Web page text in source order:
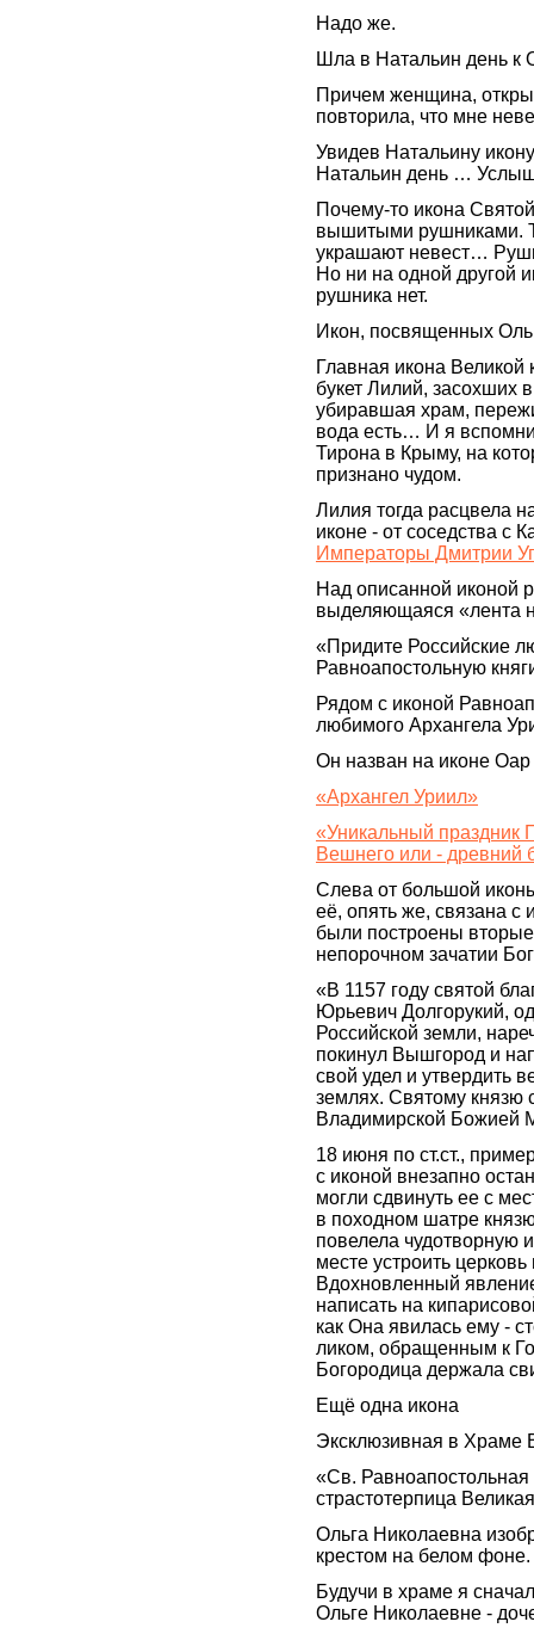
Надо же.
Шла в Натальин день к
Причем женщина,
повторила, что мне
Увидев Натальину
Натальин день …
Почему-то икона
вышитыми рушниками.
украшают невест…
Но ни на одной другой
рушника нет.
Икон, посвященных
Главная икона Великой
букет Лилий,
убиравшая храм,
вода есть… И я
Тирона в Крыму, на
признано чудом.
Лилия тогда расцвела
иконе - от соседства с
Императоры Дмитрии
Над описанной иконой
выделяющаяся «лента
«Придите Российские
Равноапостольную
Рядом с иконой
любимого Архангела
Он назван на иконе
«Архангел Уриил»
«Уникальный праздник
Вешнего или - древний
Слева от большой
её, опять же, связана
были построены
непорочном зачатии
«В 1157 году святой
Юрьевич Долгорукий,
Российской земли,
покинул Вышгород и
свой удел и утвердить
землях. Святому князю
Владимирской Божией
18 июня по ст.ст.,
с иконой внезапно
могли сдвинуть ее с
в походном шатре
повелела чудотворную
месте устроить
Вдохновленный
написать на
как Она явилась ему -
ликом, обращенным к
Богородица держала
Ещё одна икона
Эксклюзивная в Храме
«Св.
страстотерпица
Ольга Николаевна
крестом на белом фоне.
Будучи в храме я
Ольге Николаевне -